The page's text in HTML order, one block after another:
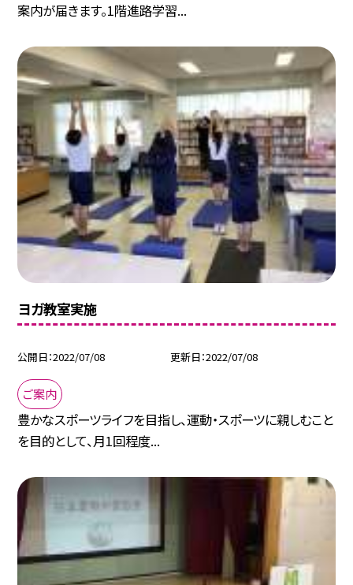
案内が届きます。1階進路学習...
ヨガ教室実施
公開日 2022/07/08 更新日 2022/07/08
ご案内
豊かなスポーツライフを目指し、運動・スポーツに親しむこと
を目的として、月1回程度...